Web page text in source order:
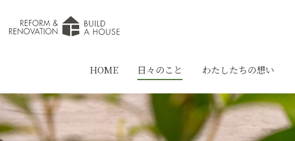
HOME 日々のこと わたしたちの想い